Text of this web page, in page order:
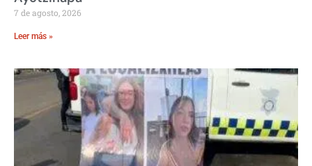
7 de agosto, 2026
Leer más »